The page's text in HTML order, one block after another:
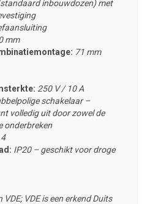
inbouwdozen) met
mm
71 mm
250 V / 10 A
schakelaar –
volledig uit door zowel de
onderbreken
4
IP20 – geschikt voor droge
VDE; VDE is een erkend Duits